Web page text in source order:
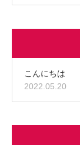
こんにちは
2022.05.20